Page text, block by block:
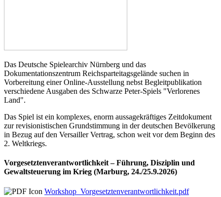
Das Deutsche Spielearchiv Nürnberg und das
Dokumentationszentrum Reichsparteitagsgelände suchen in
Vorbereitung einer Online-Ausstellung nebst Begleitpublikation
verschiedene Ausgaben des Schwarze Peter-Spiels "Verlorenes
Land".
Das Spiel ist ein komplexes, enorm aussagekräftiges Zeitdokument
zur revisionistischen Grundstimmung in der deutschen Bevölkerung
in Bezug auf den Versailler Vertrag, schon weit vor dem Beginn des
2. Weltkriegs.
Vorgesetztenverantwortlichkeit – Führung, Disziplin und
Gewaltsteuerung im Krieg (Marburg, 24./25.9.2026)
Workshop_Vorgesetztenverantwortlichkeit.pdf